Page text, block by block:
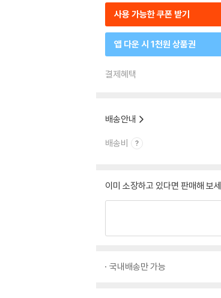
사용 가능한 쿠폰 받기
앱 다운 시 1천원 상품권
결제혜택
배송안내
배송비
이미 소장하고 있다면 판매해 보
국내배송만 가능